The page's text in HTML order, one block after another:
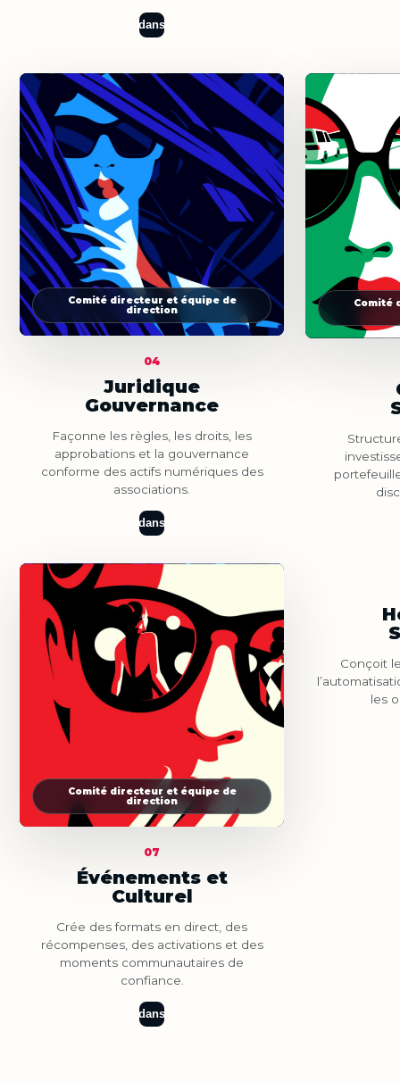
dans
Comité directeur et équipe de
direction
04
Juridique
Gouvernance
Façonne les règles, les droits, les
approbations et la gouvernance
conforme des actifs numériques des
associations.
dans
Comité
Comité directeur et équipe de
direction
07
Événements et
Culturel
Crée des formats en direct, des
récompenses, des activations et des
moments communautaires de
confiance.
dans
Conçoit
les